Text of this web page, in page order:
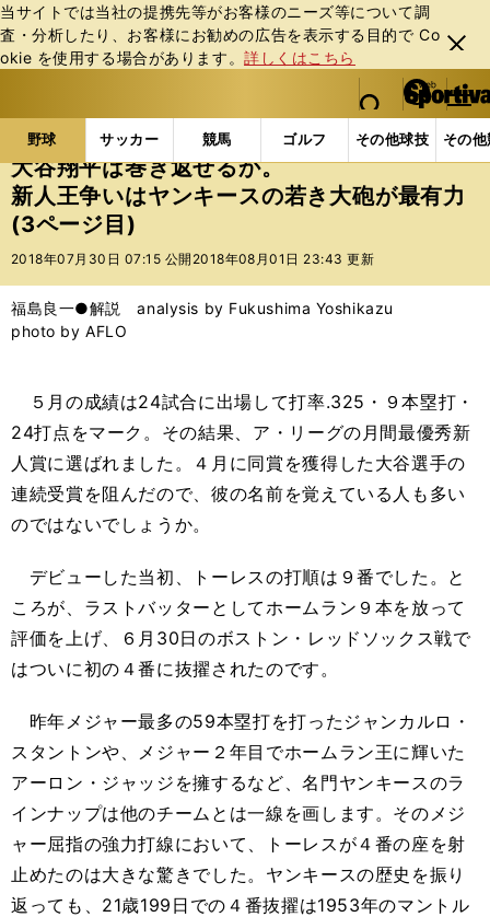
当サイトでは当社の提携先等がお客様のニーズ等について調
査・分析したり、お客様にお勧めの広告を表⽰する⽬的で Co
okie を使⽤する場合があります。詳しくはこちら
閉じ
る
web Sportiva (webスポルティーバ)
検索
マイペ
ー
ジ
メニュ
野球 サッカー 競馬 ゴルフ その他球技 その
b
ス
ポ
ル
テ
ー
バ
野球の記事一覧 MLB 福島良一 大谷翔平は巻き
大谷翔平は巻き返せるか。
新人王争いはヤンキースの若き大砲が最有力
(3ページ目)
2018年07月30日 07:15 公開 2018年08月01日 23:43 更新
福島良一●解説 analysis by Fukushima Yoshikazu
photo by AFLO
５月の成績は24試合に出場して打率.325・９本塁打・
24打点をマーク。その結果、ア・リーグの月間最優秀新
人賞に選ばれました。４月に同賞を獲得した大谷選手の
連続受賞を阻んだので、彼の名前を覚えている人も多い
のではないでしょうか。
デビューした当初、トーレスの打順は９番でした。と
ころが、ラストバッターとしてホームラン９本を放って
評価を上げ、６月30日のボストン・レッドソックス戦で
はついに初の４番に抜擢されたのです。
昨年メジャー最多の59本塁打を打ったジャンカルロ・
スタントンや、メジャー２年目でホームラン王に輝いた
アーロン・ジャッジを擁するなど、名門ヤンキースのラ
インナップは他のチームとは一線を画します。そのメジ
ャー屈指の強力打線において、トーレスが４番の座を射
止めたのは大きな驚きでした。ヤンキースの歴史を振り
返っても、21歳199日での４番抜擢は1953年のマントル